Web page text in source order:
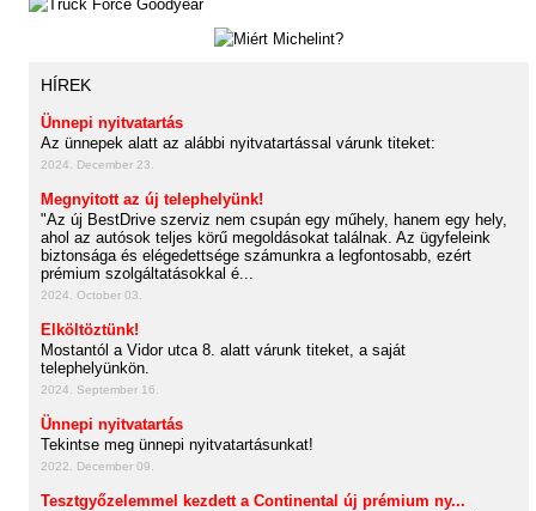
HÍREK
Ünnepi nyitvatartás
Az ünnepek alatt az alábbi nyitvatartással várunk titeket:
2024. December 23.
Megnyitott az új telephelyünk!
"Az új BestDrive szerviz nem csupán egy műhely, hanem egy hely,
ahol az autósok teljes körű megoldásokat találnak. Az ügyfeleink
biztonsága és elégedettsége számunkra a legfontosabb, ezért
prémium szolgáltatásokkal é...
2024. October 03.
Elköltöztünk!
Mostantól a Vidor utca 8. alatt várunk titeket, a saját
telephelyünkön.
2024. September 16.
Ünnepi nyitvatartás
Tekintse meg ünnepi nyitvatartásunkat!
2022. December 09.
Tesztgyőzelemmel kezdett a Continental új prémium ny...